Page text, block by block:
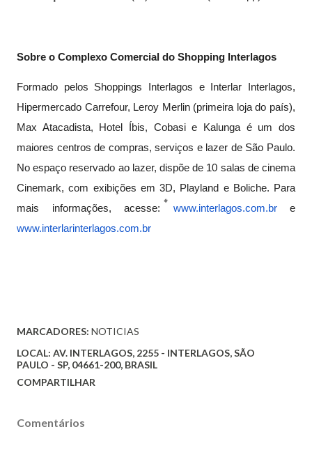
Sobre o Complexo Comercial do Shopping Interlagos
Formado pelos Shoppings Interlagos e Interlar Interlagos,
Hipermercado Carrefour, Leroy Merlin (primeira loja do país),
Max Atacadista, Hotel Íbis, Cobasi e Kalunga é um dos
maiores centros de compras, serviços e lazer de São Paulo.
No espaço reservado ao lazer, dispõe de 10 salas de cinema
Cinemark, com exibições em 3D, Playland e Boliche. Para
mais informações, acesse: www.interlagos.com.bre
www.interlarinterlagos.com.br
MARCADORES: NOTICIAS
LOCAL: AV. INTERLAGOS, 2255 - INTERLAGOS, SÃO
PAULO - SP, 04661-200, BRASIL
COMPARTILHAR
Comentários